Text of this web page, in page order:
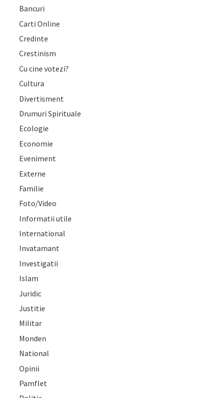
Bancuri
Carti Online
Credinte
Crestinism
Cu cine votezi?
Cultura
Divertisment
Drumuri Spirituale
Ecologie
Economie
Eveniment
Externe
Familie
Foto/Video
Informatii utile
International
Invatamant
Investigatii
Islam
Juridic
Justitie
Militar
Monden
National
Opinii
Pamflet